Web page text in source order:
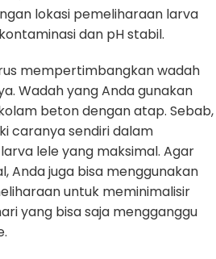
lokasi pemeliharaan larva
dan pH stabil.
mempertimbangkan wadah
Wadah yang Anda gunakan
beton dengan atap. Sebab,
caranya sendiri dalam
lele yang maksimal. Agar
Anda juga bisa menggunakan
untuk meminimalisir
yang bisa saja mengganggu